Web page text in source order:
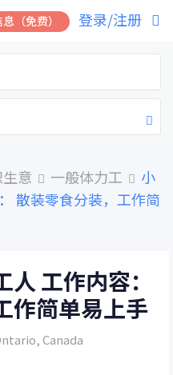
（免费） 登录/注册
意 一般体力工
小
散装零食分装，工作简
工作内容：
作简单易上手
,Canada